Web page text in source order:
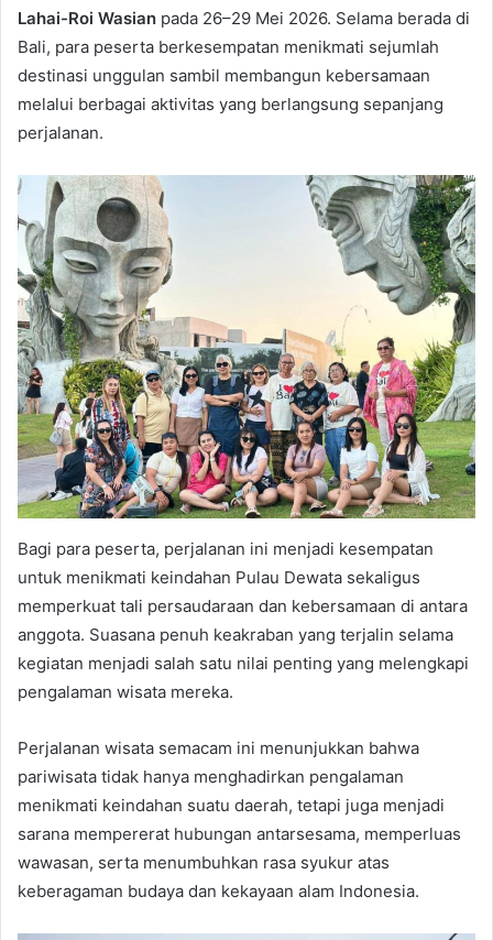
Lahai-Roi Wasian pada 26–29 Mei 2026. Selama berada di
Bali, para peserta berkesempatan menikmati sejumlah
destinasi unggulan sambil membangun kebersamaan
melalui berbagai aktivitas yang berlangsung sepanjang
perjalanan.
Bagi para peserta, perjalanan ini menjadi kesempatan
untuk menikmati keindahan Pulau Dewata sekaligus
memperkuat tali persaudaraan dan kebersamaan di antara
anggota. Suasana penuh keakraban yang terjalin selama
kegiatan menjadi salah satu nilai penting yang melengkapi
pengalaman wisata mereka.
Perjalanan wisata semacam ini menunjukkan bahwa
pariwisata tidak hanya menghadirkan pengalaman
menikmati keindahan suatu daerah, tetapi juga menjadi
sarana mempererat hubungan antarsesama, memperluas
wawasan, serta menumbuhkan rasa syukur atas
keberagaman budaya dan kekayaan alam Indonesia.